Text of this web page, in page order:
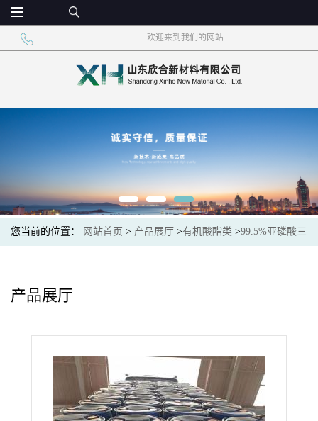
欢迎来到我们的网站
您当前的位置： 网站首页 > 产品展厅 >有机酸酯类 >99.5%亚磷酸三
产品展厅